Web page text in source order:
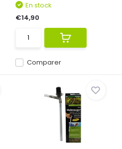
Comparer
En stock
€14,90